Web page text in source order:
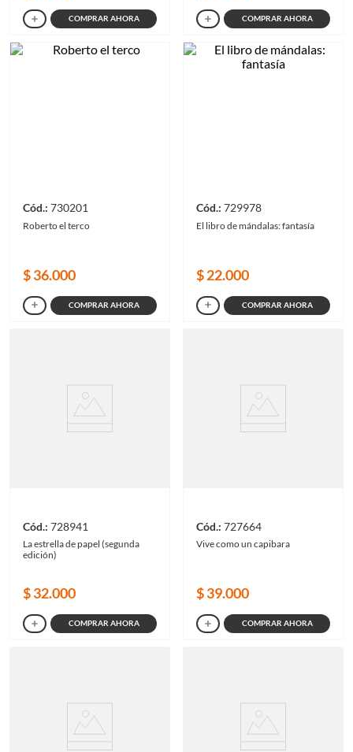
COMPRAR AHORA COMPRAR AHORA
730201
Roberto el terco
$36.000
COMPRAR AHORA
729978
El libro de mándalas: fantasía
$22.000
COMPRAR AHORA
728941
La estrella de papel (segunda
edición)
$32.000
COMPRAR AHORA
727664
Vive como un capibara
$39.000
COMPRAR AHORA